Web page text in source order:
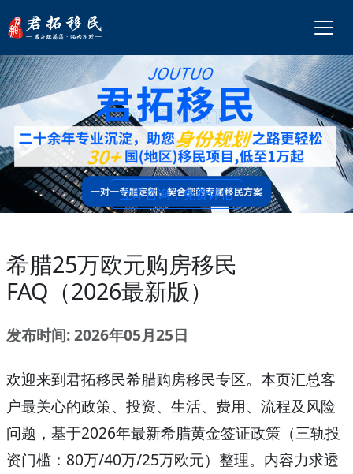
立即咨询，免费评估
希腊25万欧元购房移民
FAQ（2026最新版）
发布时间: 2026年05月25日
欢迎来到君拓移民希腊购房移民专区。本页汇总客
户最关心的政策、投资、生活、费用、流程及风险
问题，基于2026年最新希腊黄金签证政策（三轨投
资门槛：80万/40万/25万欧元）整理。内容力求透